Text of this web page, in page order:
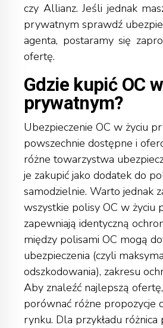
czy Allianz. Jeśli jednak
prywatnym sprawdź
agenta, postaramy się
ofertę.
Gdzie kupić OC
prywatnym?
Ubezpieczenie OC w życiu
powszechnie dostępne i
różne towarzystwa
je zakupić jako dodatek do
samodzielnie. Warto jednak
wszystkie polisy OC w życiu
zapewniają identyczną
między polisami OC mogą
ubezpieczenia (czyli
odszkodowania), zakresu
Aby znaleźć najlepszą
porównać różne propozycje
rynku. Dla przykładu